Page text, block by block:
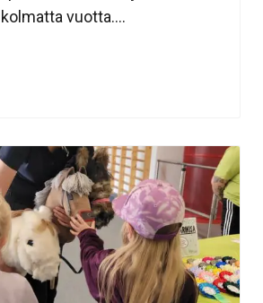
vuotta....